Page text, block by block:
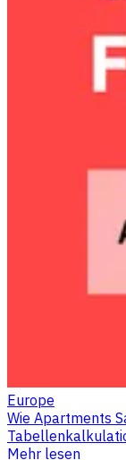
Europe
Wie Apartments
Mehr lesen